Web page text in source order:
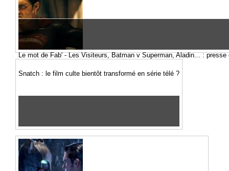
Le mot de Fab' - Les Visiteurs, Batman v Superman, Aladin... : presse
Snatch : le film culte bientôt transformé en série télé ?